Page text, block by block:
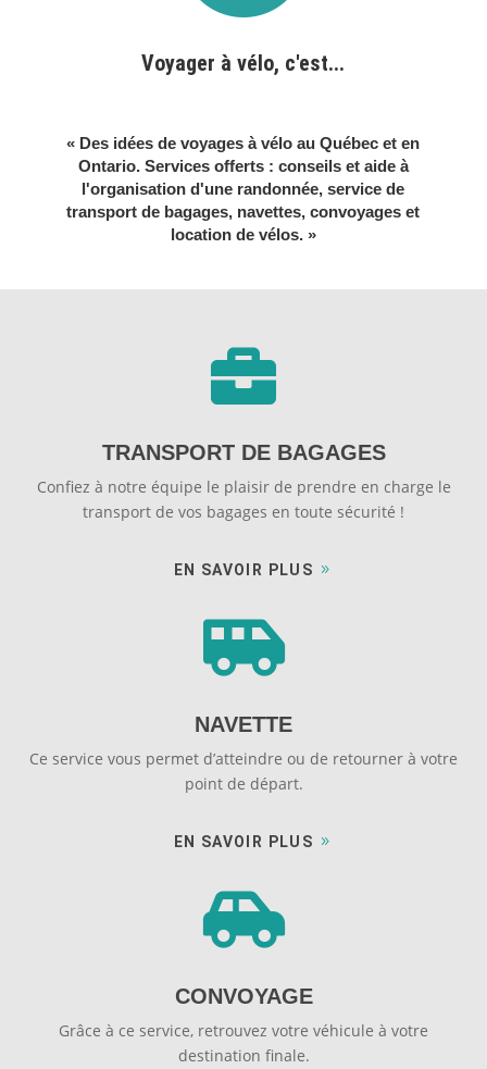
Voyager à vélo, c'est...
« Des idées de voyages à vélo au Québec et en
Ontario. Services offerts : conseils et aide à
l'organisation d'une randonnée, service de
transport de bagages, navettes, convoyages et
location de vélos. »

TRANSPORT DE BAGAGES
Confiez à notre équipe le plaisir de prendre en charge le
transport de vos bagages en toute sécurité !
EN SAVOIR PLUS

NAVETTE
Ce service vous permet d’atteindre ou de retourner à votre
point de départ.
EN SAVOIR PLUS

CONVOYAGE
Grâce à ce service, retrouvez votre véhicule à votre
destination finale.